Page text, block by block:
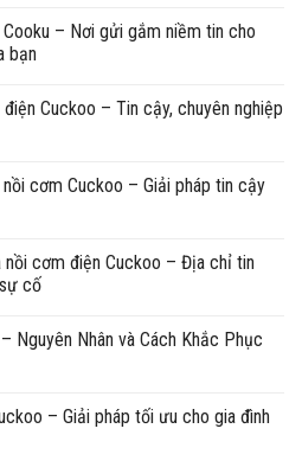
– Nơi gửi gắm niềm tin cho
bạn
Cuckoo – Tin cậy, chuyên nghiệp
cơm Cuckoo – Giải pháp tin cậy
cơm điện Cuckoo – Địa chỉ tin
cố
Nguyên Nhân và Cách Khắc Phục
– Giải pháp tối ưu cho gia đình